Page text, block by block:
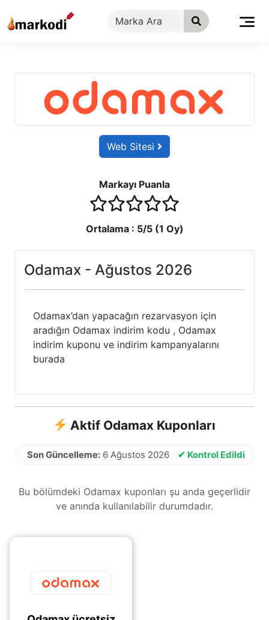
geç
Web Sitesi
Markayı Puanla
4 stars
3 stars
2 stars
1 stars
Ortalama : 5/5 (1 Oy)
Odamax - Ağustos 2026
Odamax’dan yapacağın rezarvasyon için
aradığın Odamax indirim kodu , Odamax
indirim kuponu ve indirim kampanyalarını
burada
Aktif Odamax Kuponları
Son Güncelleme:6 Ağustos 2026 ✔ Kontrol Edildi
Bu bölümdeki Odamax kuponları şu anda geçerlidir
ve anında kullanılabilir durumdadır.